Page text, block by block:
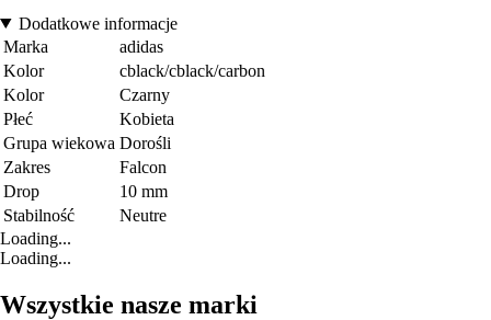
Dodatkowe informacje
Marka
adidas
Kolor
cblack/cblack/carbon
Kolor
Czarny
Płeć
Kobieta
Grupa wiekowa Dorośli
Zakres
Falcon
Drop
10 mm
Stabilność
Neutre
Loading...
Loading...
Wszystkie nasze marki